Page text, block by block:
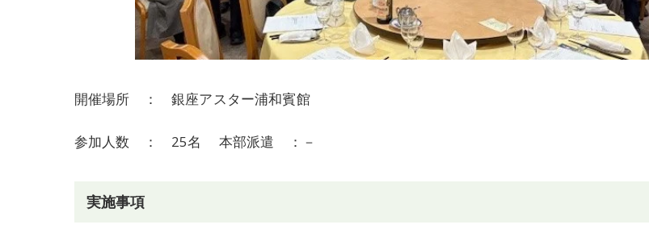
開催場所 ： 銀座アスター浦和賓館
参加人数 ： 25名 本部派遣 ：－
実施事項